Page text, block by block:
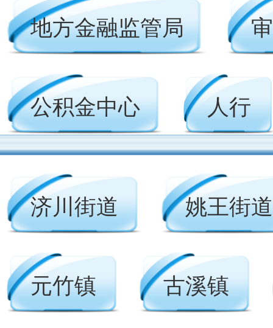
地方金融监管局
公积金中心 人行
济川街道 姚王街道
元竹镇 古溪镇